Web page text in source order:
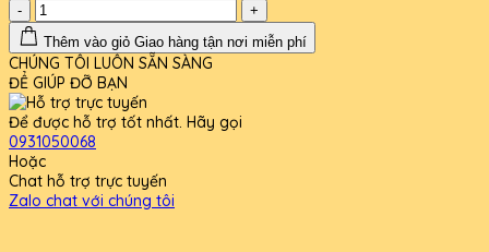
-
+
Thêm vào giỏ Giao hàng tận nơi miễn phí
CHÚNG TÔI LUÔN SẴN SÀNG
ĐỂ GIÚP ĐỠ BẠN
Để được hỗ trợ tốt nhất. Hãy gọi
0931050068
Hoặc
Chat hỗ trợ trực tuyến
Zalo chat với chúng tôi